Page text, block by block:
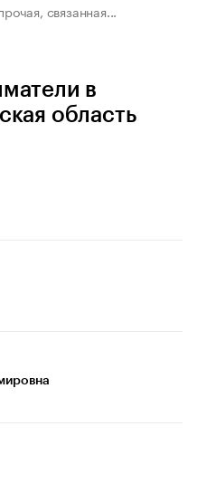
связанная...
в
область